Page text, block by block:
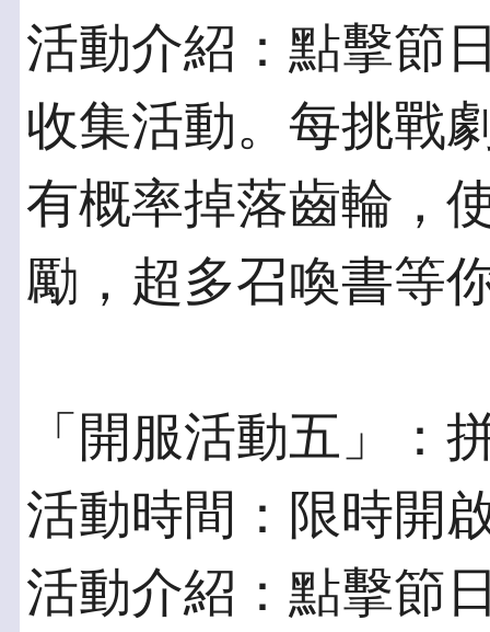
活動介紹：點擊節
收集活動。每挑戰
有概率掉落齒輪，
勵，超多召喚書等
「開服活動五」：
活動時間：限時開
活動介紹：點擊節